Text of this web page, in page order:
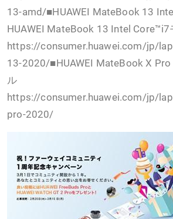
13-amd/■HUAWEI MateBook 13
HUAWEI MateBook 13 Intel Core™i7
https://consumer.huawei.com/jp/
13-2020/■HUAWEI MateBook X
ル
https://consumer.huawei.com/jp/
pro-2020/